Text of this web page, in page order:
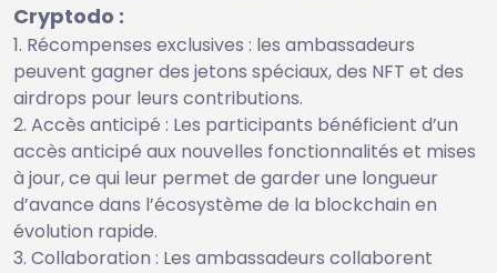
Cryptodo :
Récompenses exclusives : les ambassadeurs
peuvent gagner des jetons spéciaux, des NFT et des
airdrops pour leurs contributions.
Accès anticipé : Les participants bénéficient d’un
accès anticipé aux nouvelles fonctionnalités et mises
à jour, ce qui leur permet de garder une longueur
d’avance dans l’écosystème de la blockchain en
évolution rapide.
Collaboration : Les ambassadeurs collaborent